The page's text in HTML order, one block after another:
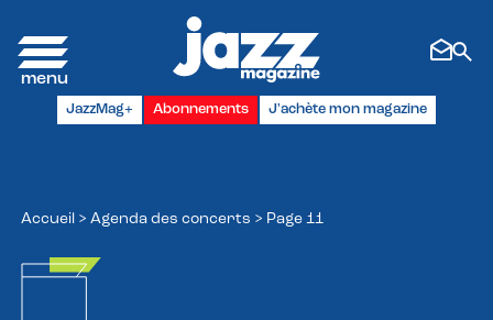
JazzMag+ Abonnements J'achète mon magazine
Accueil > Agenda des concerts > Page 11